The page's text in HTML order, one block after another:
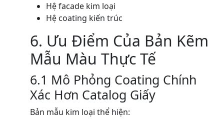
Hệ facade kim loại
Hệ coating kiến trúc
6. Ưu Điểm Của Bản Kẽm
Mẫu Màu Thực Tế
6.1 Mô Phỏng Coating Chính
Xác Hơn Catalog Giấy
Bản mẫu kim loại thể hiện: